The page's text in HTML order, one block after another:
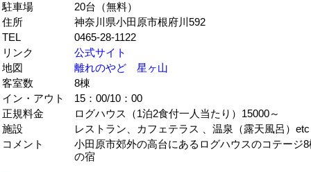
駐車場
20台（無料）
住所
神奈川県小田原市根府川592
TEL
0465-28-1122
リンク
公式サイト
地図
離れのやど 星ヶ山
客室数
8棟
イン・アウト
15：00/10：00
正規料金
ログハウス（1泊2食付一人当たり）15000～
施設
レストラン、カフェテラス 、温泉（露天風呂）
コメント
小田原市郊外の高台にあるログハウスのコテージ
の宿